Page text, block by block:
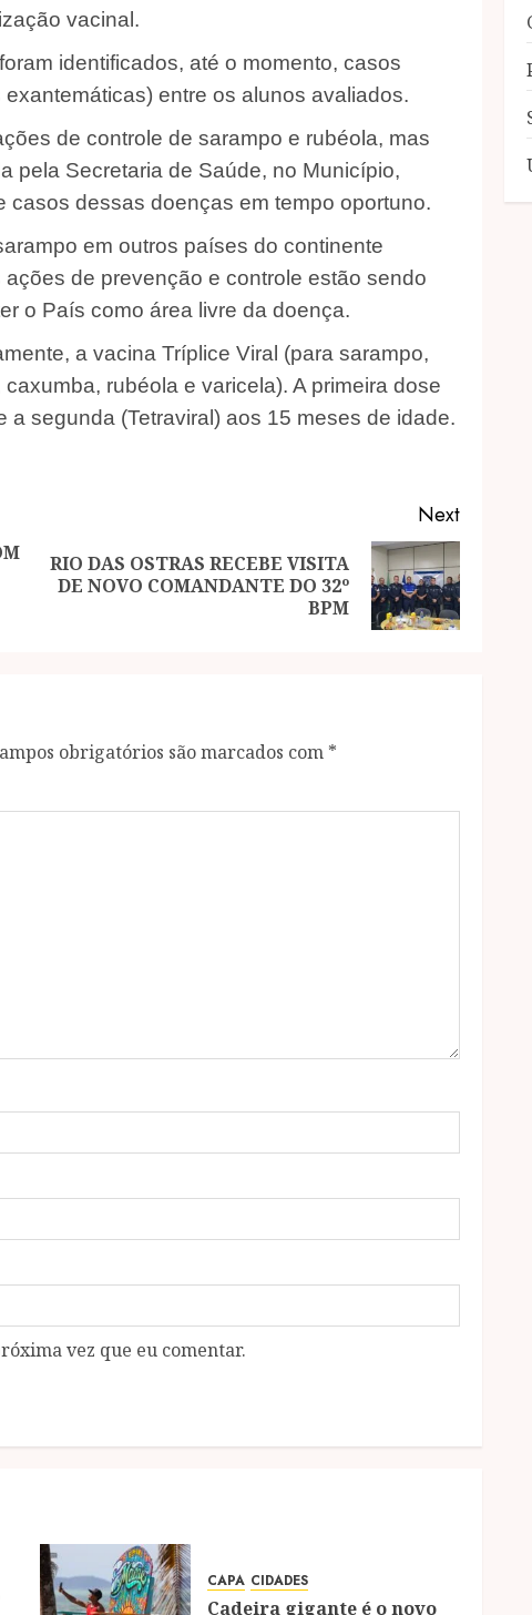
vacinal.
identificados, até o momento, casos
entre os alunos avaliados.
de controle de sarampo e rubéola, mas
pela Secretaria de Saúde, no Município,
casos dessas doenças em tempo oportuno.
em outros países do continente
de prevenção e controle estão sendo
o País como área livre da doença.
a vacina Tríplice Viral (para sarampo,
rubéola e varicela). A primeira dose
segunda (Tetraviral) aos 15 meses de idade.
Previous
Next
Next
RIO DAS OSTRAS RECEBE VISITA
DE NOVO COMANDANTE DO 32º
BPM
obrigatórios são marcados com *
vez que eu comentar.
CAPA CIDADES
Cadeira gigante é o novo